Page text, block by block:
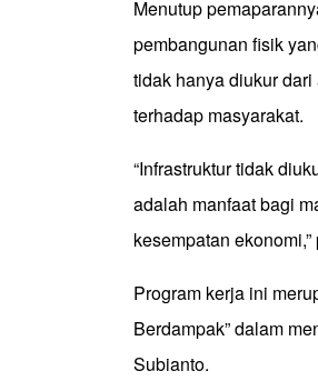
Menutup
pembangunan fisik
tidak hanya diukur
terhadap masyarakat.
“Infrastruktur tidak
adalah manfaat bagi
kesempatan
Program kerja ini
Berdampak” dalam
Subianto.